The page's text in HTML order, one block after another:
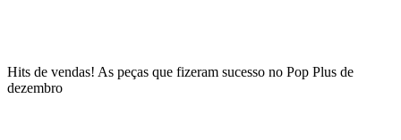
Hits de vendas! As peças que fizeram sucesso no Pop Plus de
dezembro